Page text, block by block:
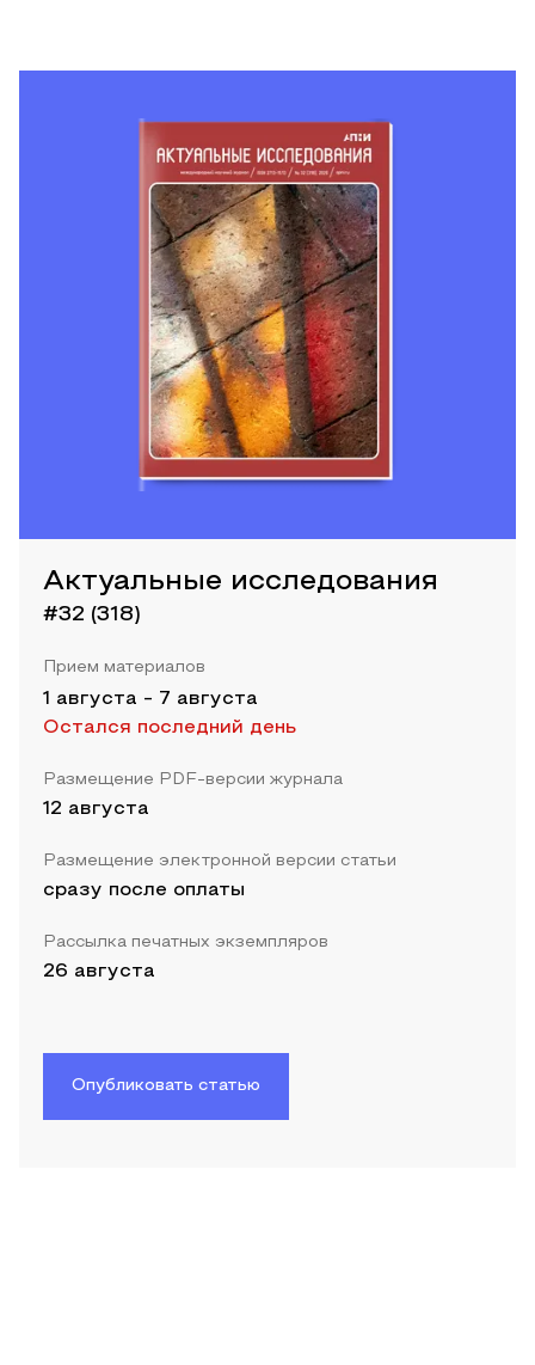
Актуальные исследования
#32 (318)
Прием материалов
1 августа - 7 августа
Остался последний день
Размещение PDF-версии журнала
12 августа
Размещение электронной версии статьи
сразу после оплаты
Рассылка печатных экземпляров
26 августа
Опубликовать статью